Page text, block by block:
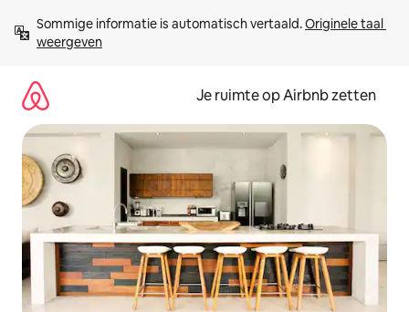
direct
naar
Sommige informatie is automatisch vertaald. Originele taal
weergeven
Je ruimte op Airbnb zetten